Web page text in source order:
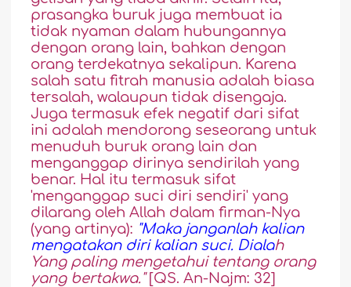
prasangka buruk juga membuat ia
tidak nyaman dalam hubungannya
dengan orang lain, bahkan dengan
orang terdekatnya sekalipun. Karena
salah satu fitrah manusia adalah biasa
tersalah, walaupun tidak disengaja.
Juga termasuk efek negatif dari sifat
ini adalah mendorong seseorang untuk
menuduh buruk orang lain dan
menganggap dirinya sendirilah yang
benar. Hal itu termasuk sifat
'menganggap suci diri sendiri' yang
dilarang oleh Allah dalam firman-Nya
(yang artinya): "Maka janganlah kalian
mengatakan diri kalian suci. Dialah
Yang paling mengetahui tentang orang
yang bertakwa."[QS. An-Najm: 32]